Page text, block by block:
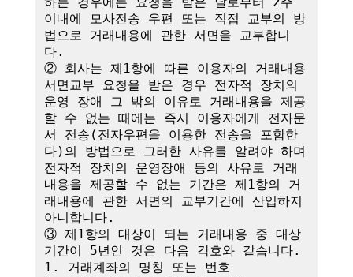
이내에 모사전송 우편 또는 직접 교부의 방
법으로 거래내용에 관한 서면을 교부합니
다.
② 회사는 제1항에 따른 이용자의 거래내용
서면교부 요청을 받은 경우 전자적 장치의
운영 장애 그 밖의 이유로 거래내용을 제공
할 수 없는 때에는 즉시 이용자에게 전자문
서 전송(전자우편을 이용한 전송을 포함한
다)의 방법으로 그러한 사유를 알려야 하며
전자적 장치의 운영장애 등의 사유로 거래
내용을 제공할 수 없는 기간은 제1항의 거
래내용에 관한 서면의 교부기간에 산입하지
아니합니다.
③ 제1항의 대상이 되는 거래내용 중 대상
기간이 5년인 것은 다음 각호와 같습니다.
1. 거래계좌의 명칭 또는 번호